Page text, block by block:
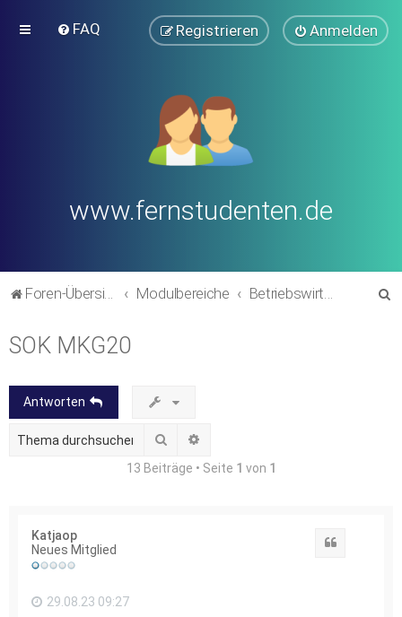
FAQ Anmelden
Registrieren
www.fernstudenten.de
Foren-Übersicht Modulbereiche Betriebswirtschaftslehre
SOK MKG20
Antworten
Suche
13 Beiträge • Seite 1 von 1
Katjaop
Neues Mitglied
29.08.23 09:27